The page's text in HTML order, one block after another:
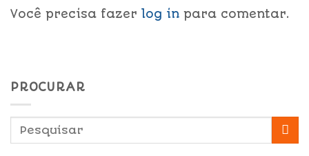
Você precisa fazer log in para comentar.
PROCURAR